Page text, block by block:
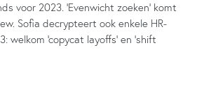
voor 2023. ‘Evenwicht zoeken’ komt
Sofia decrypteert ook enkele HR-
welkom ‘copycat layoffs’ en ‘shift